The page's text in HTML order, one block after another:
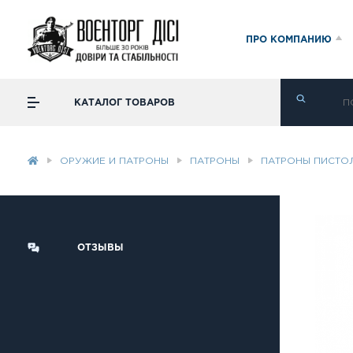
ПРО КОМПАНИЮ
КАТАЛОГ ТОВАРОВ
ОРУЖИЕ И ПАТРОНЫ ПАТРОНЫ ПАТРОНЫ
ОТЗЫВЫ